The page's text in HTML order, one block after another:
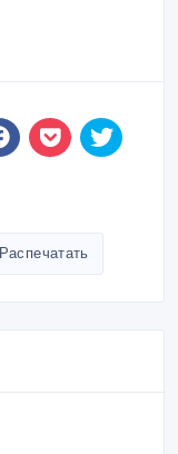
Распечатать